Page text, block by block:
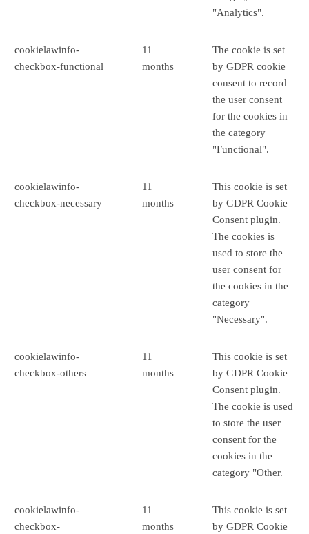
"Analytics".
cookielawinfo-
checkbox-functional
11
months
The cookie is set
by GDPR cookie
consent to record
the user consent
for the cookies in
the category
"Functional".
cookielawinfo-
checkbox-necessary
11
months
This cookie is set
by GDPR Cookie
Consent plugin.
The cookies is
used to store the
user consent for
the cookies in the
category
"Necessary".
cookielawinfo-
checkbox-others
11
months
This cookie is set
by GDPR Cookie
Consent plugin.
The cookie is used
to store the user
consent for the
cookies in the
category "Other.
cookielawinfo-
checkbox-
11
months
This cookie is set
by GDPR Cookie